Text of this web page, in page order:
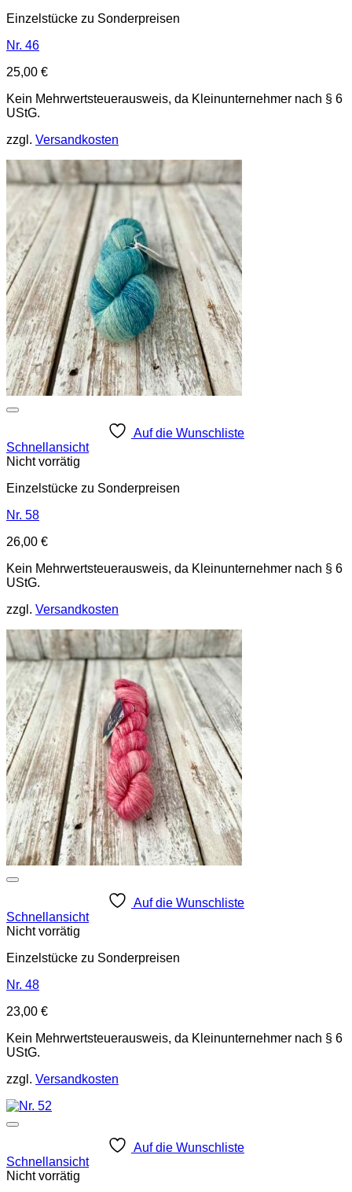
Einzelstücke zu Sonderpreisen
Nr. 46
25,00 €
Kein Mehrwertsteuerausweis, da Kleinunternehmer nach § 6
UStG.
zzgl. Versandkosten
Auf die Wunschliste
Schnellansicht
Nicht vorrätig
Einzelstücke zu Sonderpreisen
Nr. 58
26,00 €
Kein Mehrwertsteuerausweis, da Kleinunternehmer nach § 6
UStG.
zzgl. Versandkosten
Auf die Wunschliste
Schnellansicht
Nicht vorrätig
Einzelstücke zu Sonderpreisen
Nr. 48
23,00 €
Kein Mehrwertsteuerausweis, da Kleinunternehmer nach § 6
UStG.
zzgl. Versandkosten
Auf die Wunschliste
Schnellansicht
Nicht vorrätig